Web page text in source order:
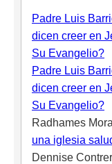
Padre Luis
dicen creer en
Su Evangelio?
Padre Luis
dicen creer en
Su Evangelio?
Radhames
una iglesia
Dennise